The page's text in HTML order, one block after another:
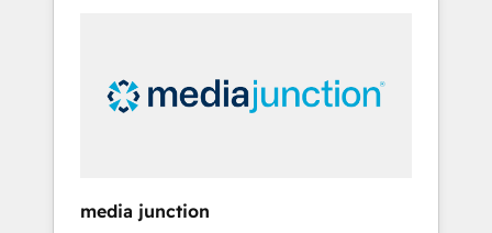
bundle services. Connect with us today!
media junction